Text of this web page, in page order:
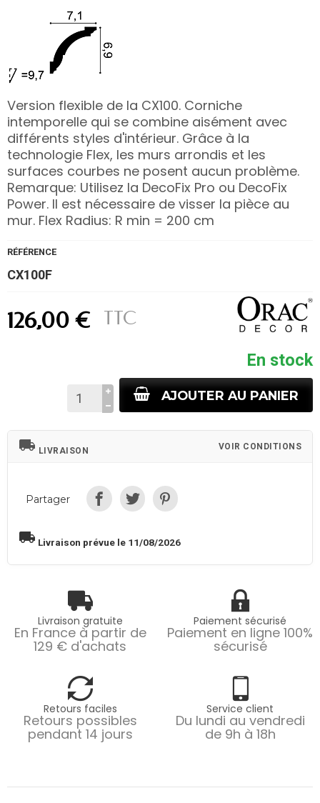
Version flexible de la CX100. Corniche
intemporelle qui se combine aisément avec
différents styles d'intérieur. Grâce à la
technologie Flex, les murs arrondis et les
surfaces courbes ne posent aucun problème.
Remarque: Utilisez la DecoFix Pro ou DecoFix
Power. Il est nécessaire de visser la pièce au
mur. Flex Radius: R min = 200 cm
RÉFÉRENCE
CX100F
126,00 € TTC
En stock
AJOUTER AU PANIER
local_shipping LIVRAISON VOIR CONDITIONS
Partager
local_shipping Livraison prévue le 11/08/2026
Livraison gratuite
En France à partir de
129 € d'achats
Paiement sécurisé
Paiement en ligne 100%
sécurisé
Retours faciles
Retours possibles
pendant 14 jours
Service client
Du lundi au vendredi
de 9h à 18h